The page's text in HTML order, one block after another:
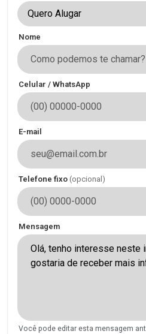
Quero Alugar
Nome
Celular / WhatsApp
E-mail
Telefone fixo (opcional)
Mensagem
Você pode editar esta mensagem